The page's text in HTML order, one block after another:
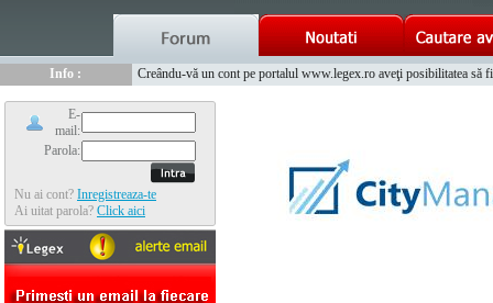
Info :
Creându-vă un cont pe portalul www.legex.ro aveţi posibilitatea să
E-
mail:
Parola:
Nu ai cont? Inregistreaza-te
Ai uitat parola? Click aici